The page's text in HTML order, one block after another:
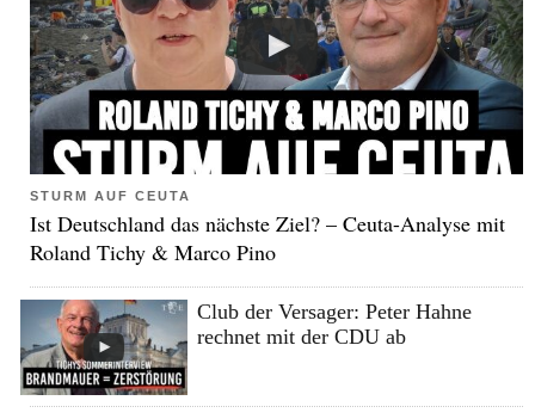
STURM AUF CEUTA
Ist Deutschland das nächste Ziel? – Ceuta-Analyse mit
Roland Tichy & Marco Pino
Club der Versager: Peter Hahne
rechnet mit der CDU ab